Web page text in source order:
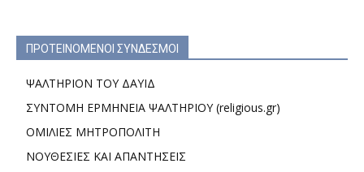
ΠΡΟΤΕΙΝΟΜΕΝΟΙ ΣΥΝΔΕΣΜΟΙ
ΨΑΛΤΗΡΙΟΝ ΤΟΥ ΔΑΥΙΔ
ΣΥΝΤΟΜΗ ΕΡΜΗΝΕΙΑ ΨΑΛΤΗΡΙΟΥ (religious.gr)
ΟΜΙΛΙΕΣ ΜΗΤΡΟΠΟΛΙΤΗ
ΝΟΥΘΕΣΙΕΣ ΚΑΙ ΑΠΑΝΤΗΣΕΙΣ